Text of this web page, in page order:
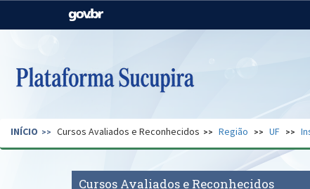
Casa Civil
Pecuária e Abastecimento
Secretaria de Governo Gabinete de Segurança
INÍCIO Cursos Avaliados e Reconhecidos Região UF
Cursos Avaliados e Reconhecidos